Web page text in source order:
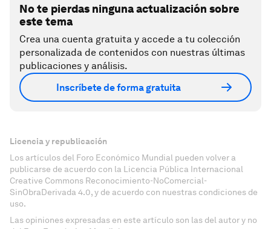
No te pierdas ninguna actualización sobre
este tema
Crea una cuenta gratuita y accede a tu colección
personalizada de contenidos con nuestras últimas
publicaciones y análisis.
Inscríbete de forma gratuita
Licencia y republicación
Los artículos del Foro Económico Mundial pueden volver a
publicarse de acuerdo con la Licencia Pública Internacional
Creative Commons Reconocimiento-NoComercial-
SinObraDerivada 4.0, y de acuerdo con nuestras condiciones de
uso.
Las opiniones expresadas en este artículo son las del autor y no